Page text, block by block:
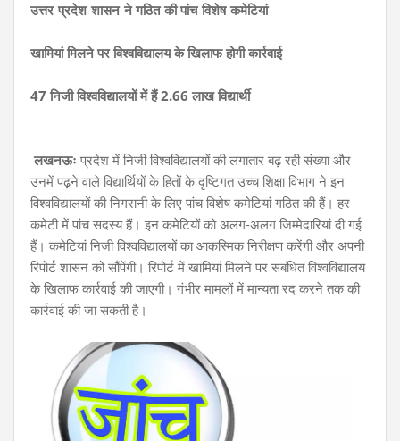
उत्तर प्रदेश शासन ने गठित की पांच विशेष कमेटियां
खामियां मिलने पर विश्वविद्यालय के खिलाफ होगी कार्रवाई
47 निजी विश्वविद्यालयों में हैं 2.66 लाख विद्यार्थी
लखनऊः प्रदेश में निजी विश्वविद्यालयों की लगातार बढ़ रही संख्या और
उनमें पढ़ने वाले विद्यार्थियों के हितों के दृष्टिगत उच्च शिक्षा विभाग ने इन
विश्वविद्यालयों की निगरानी के लिए पांच विशेष कमेटियां गठित की हैं। हर
कमेटी में पांच सदस्य हैं। इन कमेटियों को अलग-अलग जिम्मेदारियां दी गई
हैं। कमेटियां निजी विश्वविद्यालयों का आकस्मिक निरीक्षण करेंगी और अपनी
रिपोर्ट शासन को सौंपेंगी। रिपोर्ट में खामियां मिलने पर संबंधित विश्वविद्यालय
के खिलाफ कार्रवाई की जाएगी। गंभीर मामलों में मान्यता रद करने तक की
कार्रवाई की जा सकती है।